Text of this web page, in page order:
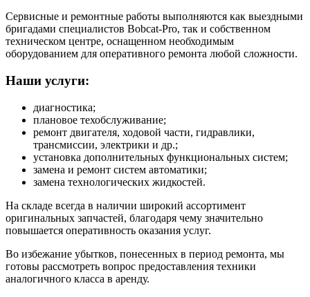
Сервисные и ремонтные работы выполняются как выездными
бригадами специалистов Bobcat-Pro, так и собственном
техническом центре, оснащенном необходимым
оборудованием для оперативного ремонта любой сложности.
Наши услуги:
диагностика;
плановое техобслуживание;
ремонт двигателя, ходовой части, гидравлики,
трансмиссии, электрики и др.;
установка дополнительных функциональных систем;
замена и ремонт систем автоматики;
замена технологических жидкостей.
На складе всегда в наличии широкий ассортимент
оригинальных запчастей, благодаря чему значительно
повышается оперативность оказания услуг.
Во избежание убытков, понесенных в период ремонта, мы
готовы рассмотреть вопрос предоставления техники
аналогичного класса в аренду.